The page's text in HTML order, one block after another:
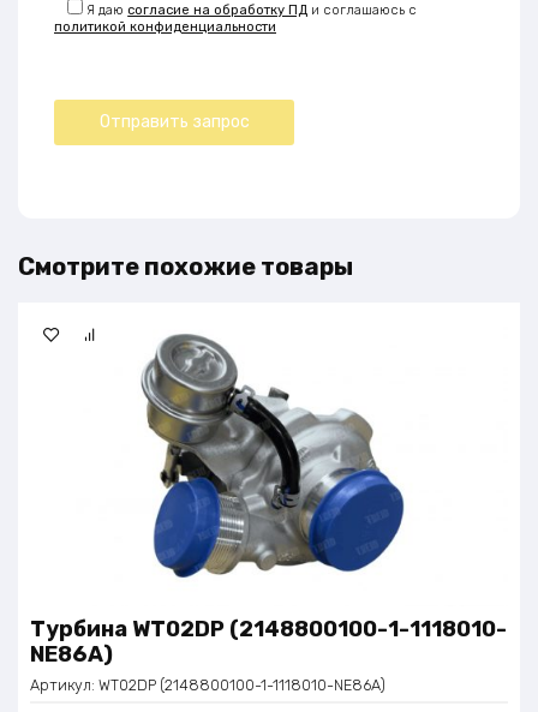
Я даюсогласие на обработку ПД и соглашаюсь с
политикой конфиденциальности
Смотрите похожие товары
Турбина WT02DP (2148800100-1-1118010-
NE86A)
Артикул: WT02DP (2148800100-1-1118010-NE86A)